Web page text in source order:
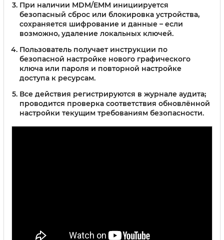
При наличии MDM/EMM инициируется
безопасный сброс или блокировка устройства,
сохраняется шифрование и данные – если
возможно, удаление локальных ключей.
Пользователь получает инструкции по
безопасной настройке нового графического
ключа или пароля и повторной настройке
доступа к ресурсам.
Все действия регистрируются в журнале аудита;
проводится проверка соответствия обновлённой
настройки текущим требованиям безопасности.